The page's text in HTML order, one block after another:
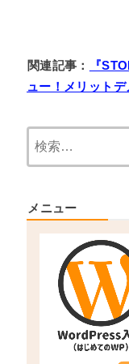
関連記事：
『
ュー！メリットデ
メニュー